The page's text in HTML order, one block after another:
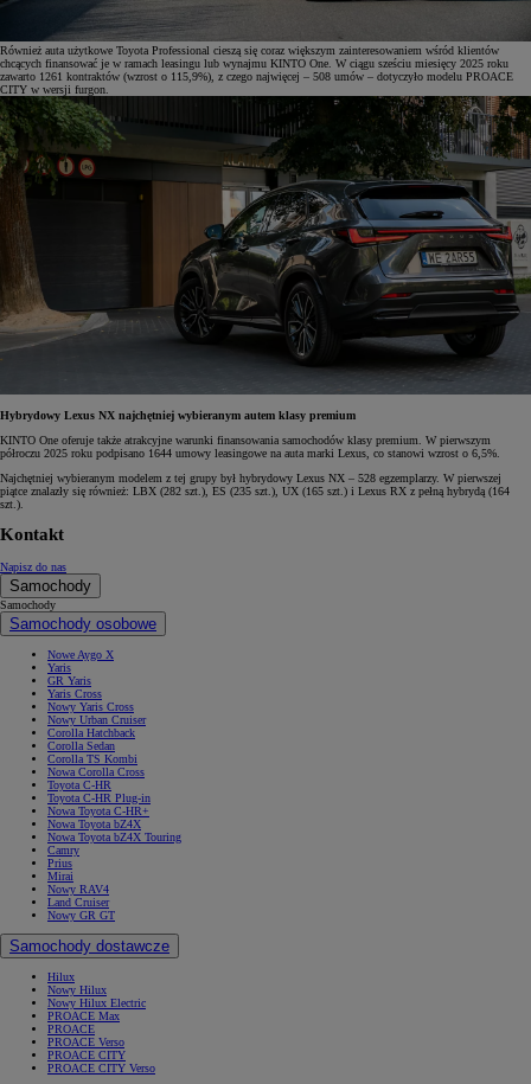
Również auta użytkowe Toyota Professional cieszą się coraz większym zainteresowaniem wśród klientów
chcących finansować je w ramach leasingu lub wynajmu KINTO One. W ciągu sześciu miesięcy 2025 roku
zawarto 1261 kontraktów (wzrost o 115,9%), z czego najwięcej – 508 umów – dotyczyło modelu PROACE
CITY w wersji furgon.
Hybrydowy Lexus NX najchętniej wybieranym autem klasy premium
KINTO One oferuje także atrakcyjne warunki finansowania samochodów klasy premium. W pierwszym
półroczu 2025 roku podpisano 1644 umowy leasingowe na auta marki Lexus, co stanowi wzrost o 6,5%.
Najchętniej wybieranym modelem z tej grupy był hybrydowy Lexus NX – 528 egzemplarzy. W pierwszej
piątce znalazły się również: LBX (282 szt.), ES (235 szt.), UX (165 szt.) i Lexus RX z pełną hybrydą (164
szt.).
Kontakt
Napisz do nas
Samochody
Samochody
Samochody osobowe
Nowe Aygo X
Yaris
GR Yaris
Yaris Cross
Nowy Yaris Cross
Nowy Urban Cruiser
Corolla Hatchback
Corolla Sedan
Corolla TS Kombi
Nowa Corolla Cross
Toyota C-HR
Toyota C-HR Plug-in
Nowa Toyota C-HR+
Nowa Toyota bZ4X
Nowa Toyota bZ4X Touring
Camry
Prius
Mirai
Nowy RAV4
Land Cruiser
Nowy GR GT
Samochody dostawcze
Hilux
Nowy Hilux
Nowy Hilux Electric
PROACE Max
PROACE
PROACE Verso
PROACE CITY
PROACE CITY Verso